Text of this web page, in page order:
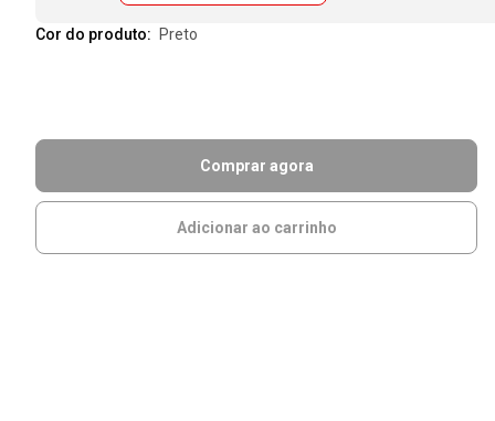
Cor do produto: preto
Comprar agora
Adicionar ao carrinho